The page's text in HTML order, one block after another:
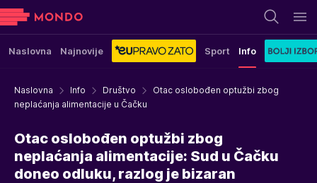
Naslovna Najnovije Sport Info
Naslovna Info Društvo
Otac oslobođen optužbi zbog
neplaćanja alimentacije u Čačku
Otac oslobođen optužbi zbog
neplaćanja alimentacije: Sud u Čačku
doneo odluku, razlog je bizaran